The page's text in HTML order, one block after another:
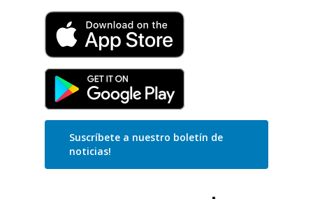
Suscríbete a nuestro boletín de
noticias!